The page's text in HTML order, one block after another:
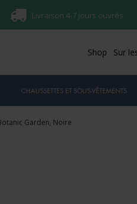
Livraison 4-7 jours ouvrés
Shop Sur
CHAUSSETTES ET SOUS-VÊTEMENTS
Garden, Noire